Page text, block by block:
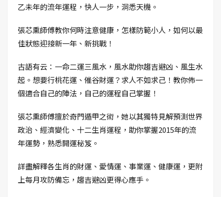
乙未年的流年運程，快人一步，洞悉天機。
張芯熏師傅教你何時注意健康，怎樣防範小人，如何以最
佳狀態迎接新一年、新挑戰！
古語有云：一命二運三風水，風水助你趨吉避凶、風生水
起。想要行桃花運、催谷財運？求人不如求己！教你佈一
個適合自己的陣法，自己的運程自己掌握！
張芯熏師傅擅於奇門遁甲之術，她以其獨特見解預測世界
政治、經濟變化、十二生肖運程，助你掌握2015年的流
年運勢，熟悉開運秘笈。
詳盡解釋各生肖的財運、愛情運、事業運、健康運，更附
上每月攻防備忘，趨吉避凶更得心應手。